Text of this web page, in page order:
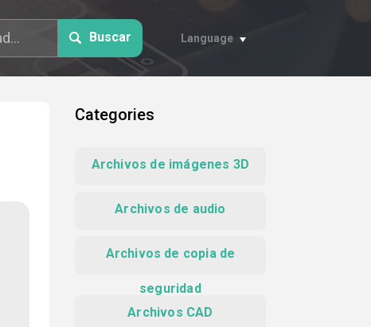
Buscar Language
Categories
Archivos de imágenes 3D
Archivos de audio
Archivos de copia de
seguridad
Archivos CAD